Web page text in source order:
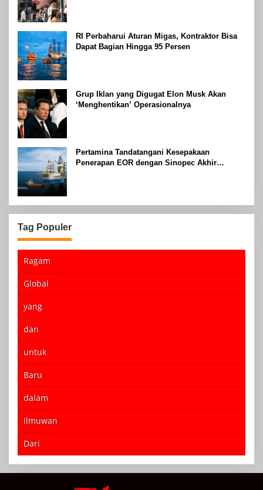
RI Perbaharui Aturan Migas, Kontraktor Bisa
Dapat Bagian Hingga 95 Persen
Grup Iklan yang Digugat Elon Musk Akan
‘Menghentikan’ Operasionalnya
Pertamina Tandatangani Kesepakaan
Penerapan EOR dengan Sinopec Akhir
Tag Populer
Ragam
Global
yang
dan
untuk
Baru
dalam
Ilmuwan
Dari